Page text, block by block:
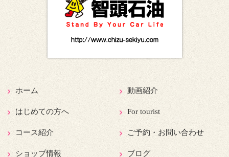
ホーム
はじめての方へ
コース紹介
ショップ情報
動画紹介
For tourist
ご予約・お問い合わせ
ブログ